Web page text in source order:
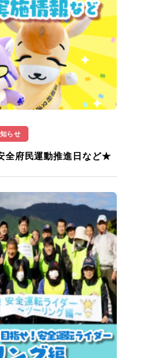
らせ
全府民運動推進日など★